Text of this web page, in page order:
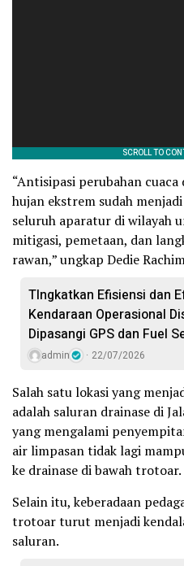
“Antisipasi perubahan
hujan ekstrem sudah
seluruh aparatur di wilayah
mitigasi, pemetaan, dan
rawan,” ungkap Dedie
TIngkatkan Efisiensi dan
Kendaraan Operasional
Dipasangi GPS dan Fuel
admin 22/07/2026
Salah satu lokasi yang
adalah saluran drainase di
yang mengalami
air limpasan tidak lagi
ke drainase di bawah trotoar.
Selain itu, keberadaan
trotoar turut menjadi
saluran.